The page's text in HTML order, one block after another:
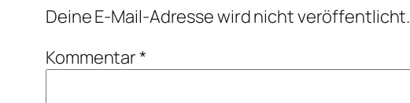
Deine E-Mail-Adresse wird nicht veröffentlicht.
Kommentar*